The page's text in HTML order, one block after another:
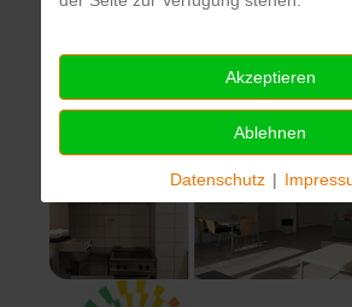
Akzeptieren
Ablehnen
Datenschutz |